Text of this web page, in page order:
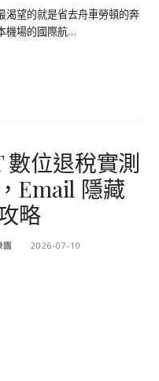
渴望的就是省去舟車勞頓的奔
機場的國際航…
數位退稅實測
Email 隱藏
略
園 2026-07-10